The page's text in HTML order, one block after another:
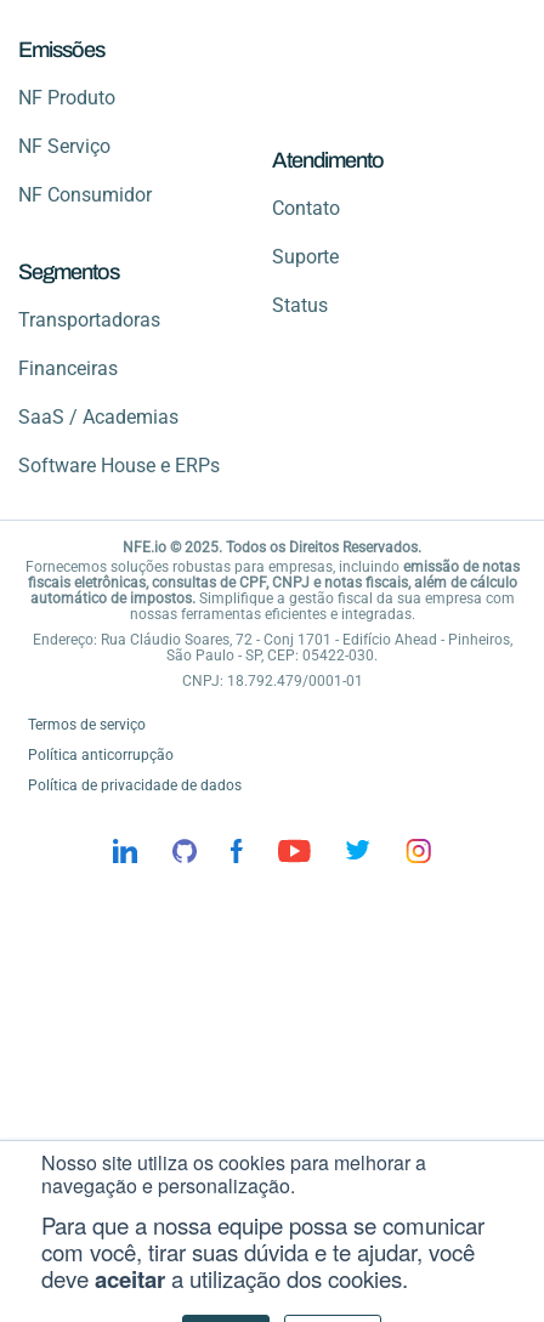
Nosso site utiliza os cookies para melhorar a
navegação e personalização.
Para que a nossa equipe possa se comunicar
com você, tirar suas dúvida e te ajudar, você
deveaceitara utilização dos cookies.
Emissões
NF Produto
NF Serviço
NF Consumidor
Atendimento
Contato
Suporte
Status
Segmentos
Transportadoras
Financeiras
SaaS / Academias
Software House e ERPs
NFE.io © 2025. Todos os Direitos Reservados.
Fornecemos soluções robustas para empresas, incluindo emissão de notas
fiscais eletrônicas, consultas de CPF, CNPJ e notas fiscais, além de cálculo
automático de impostos.Simplifique a gestão fiscal da sua empresa com
nossas ferramentas eficientes e integradas.
Endereço: Rua Cláudio Soares, 72 - Conj 1701 - Edifício Ahead - Pinheiros,
São Paulo - SP, CEP: 05422-030.
CNPJ: 18.792.479/0001-01
Termos de serviço
Política anticorrupção
Política de privacidade de dados